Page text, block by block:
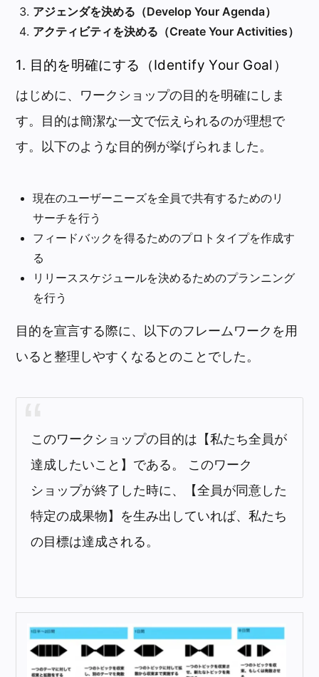
アジェンダを決める（Develop Your Agenda）
アクティビティを決める（Create Your Activities）
1. 目的を明確にする（Identify Your Goal）
はじめに、ワークショップの目的を明確にしま
す。目的は簡潔な一文で伝えられるのが理想で
す。以下のような目的例が挙げられました。
現在のユーザーニーズを全員で共有するためのリ
サーチを行う
フィードバックを得るためのプロトタイプを作成す
る
リリーススケジュールを決めるためのプランニング
を行う
目的を宣言する際に、以下のフレームワークを用
いると整理しやすくなるとのことでした。
このワークショップの目的は【私たち全員が
達成したいこと】である。 このワーク
ショップが終了した時に、【全員が同意した
特定の成果物】を生み出していれば、私たち
の目標は達成される。